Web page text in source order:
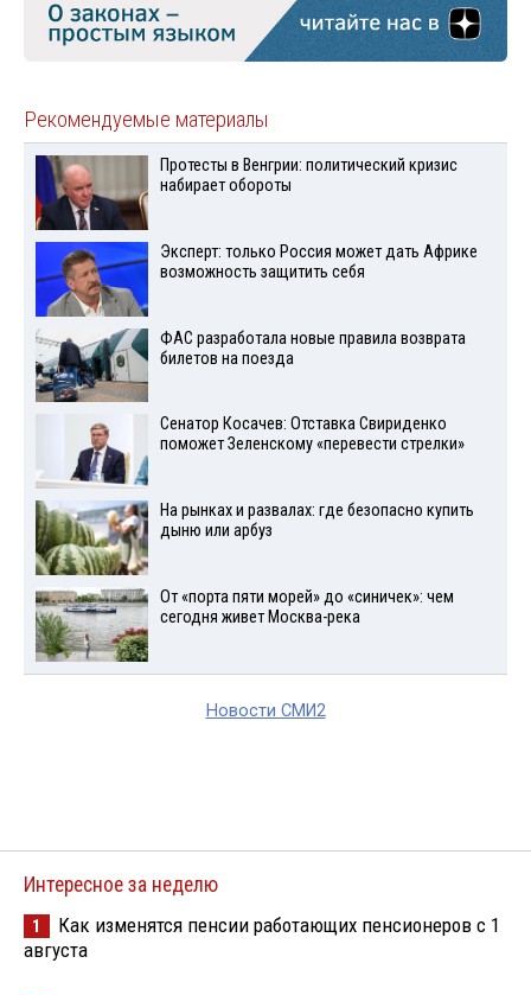
Рекомендуемые материалы
Протесты в Венгрии: политический кризис
набирает обороты
Эксперт: только Россия может дать Африке
возможность защитить себя
ФАС разработала новые правила возврата
билетов на поезда
Сенатор Косачев: Отставка Свириденко
поможет Зеленскому «перевести стрелки»
На рынках и развалах: где безопасно купить
дыню или арбуз
От «порта пяти морей» до «синичек»: чем
сегодня живет Москва-река
Новости СМИ2
Интересное за неделю
1
Как изменятся пенсии работающих пенсионеров с 1
августа